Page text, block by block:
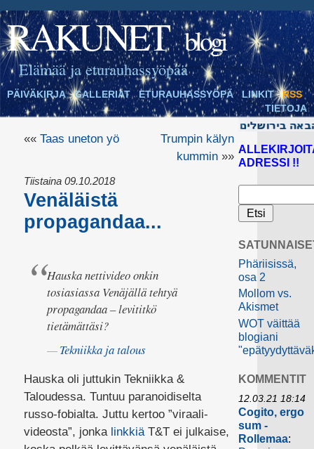
RAKUNET blogi
Elämää ja eturauhassyöpää
PÄIVÄKIRJA GALLERIAT ETURAUHASSYÖPÄ LINKIT
RSS
TIETOJA
«« Taas uneton yö
Trumpin kälyn
kummin»»
Tiistaina 09.10.2018
Venäläistä
propagandaa...
Hauska nettivideo onkin
tosiasiassa Venäjällä tehtyä
propagandaa – levititkö
tietämättäsi?
Tekniikka ja talous
Hauska oli juttukin Tekniikka &
Taloudessa. Tuntuu paranoidiselta
russo-fobialta. Juttu kertoo ”viraali-
videosta”, jonka linkkiäT&T ei julkaise,
ADRESSI !!
Phäriisissä,
osa 2
Mollom vs.
Akismet
WOT väittää
blogiani
KOMMENTIT
12.03.21 18:14
Cogito, ergo
sum -
Rollemaa: